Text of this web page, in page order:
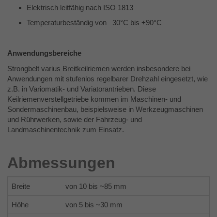
Elektrisch leitfähig nach ISO 1813
Temperaturbeständig von –30°C bis +90°C
Anwendungsbereiche
Strongbelt varius Breitkeilriemen werden insbesondere bei
Anwendungen mit stufenlos regelbarer Drehzahl eingesetzt, wie
z.B. in Variomatik- und Variatorantrieben. Diese
Keilriemenverstellgetriebe kommen im Maschinen- und
Sondermaschinenbau, beispielsweise in Werkzeugmaschinen
und Rührwerken, sowie der Fahrzeug- und
Landmaschinentechnik zum Einsatz.
Abmessungen
Breite von 10 bis ~85 mm
Höhe von 5 bis ~30 mm
Zweck
Analysebericht der Website zu verfolgen.
Die Cookies speichern Informationen
Besucher zu identifizieren.
Name _gid
Anbieter Google Analytics
Laufzeit 1 Tag
Informationen darüber zu speichern, wie
bei der Erstellung eines Analyseberichts
erhobenen Daten umfassen die Anzahl